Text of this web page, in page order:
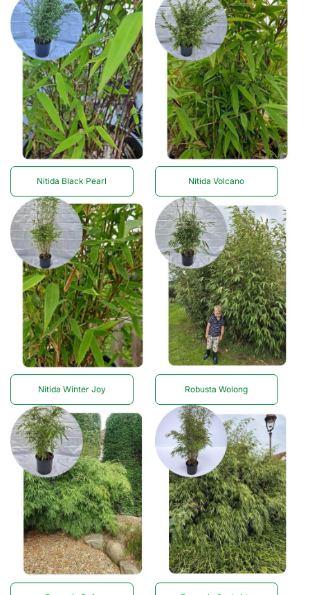
Nitida Black Pearl Nitida Volcano
Nitida Winter Joy Robusta Wolong